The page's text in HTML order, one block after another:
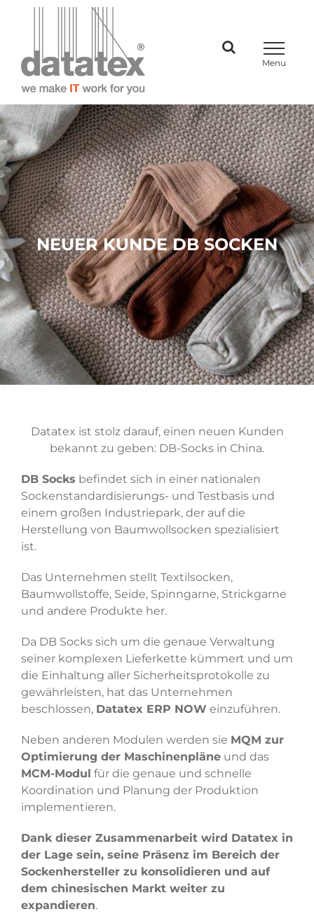
NEUER KUNDE DB SOCKEN
Datatex ist stolz darauf, einen neuen Kunden
bekannt zu geben: DB-Socks in China.
DB Socks befindet sich in einer nationalen
Sockenstandardisierungs- und Testbasis und
einem großen Industriepark, der auf die
Herstellung von Baumwollsocken spezialisiert
ist.
Das Unternehmen stellt Textilsocken,
Baumwollstoffe, Seide, Spinngarne, Strickgarne
und andere Produkte her.
Da DB Socks sich um die genaue Verwaltung
seiner komplexen Lieferkette kümmert und um
die Einhaltung aller Sicherheitsprotokolle zu
gewährleisten, hat das Unternehmen
beschlossen, Datatex ERP NOW einzuführen.
Neben anderen Modulen werden sie MQM zur
Optimierung der Maschinenpläne und das
MCM-Modul für die genaue und schnelle
Koordination und Planung der Produktion
implementieren.
Dank dieser Zusammenarbeit wird Datatex in
der Lage sein, seine Präsenz im Bereich der
Sockenhersteller zu konsolidieren und auf
dem chinesischen Markt weiter zu
expandieren.